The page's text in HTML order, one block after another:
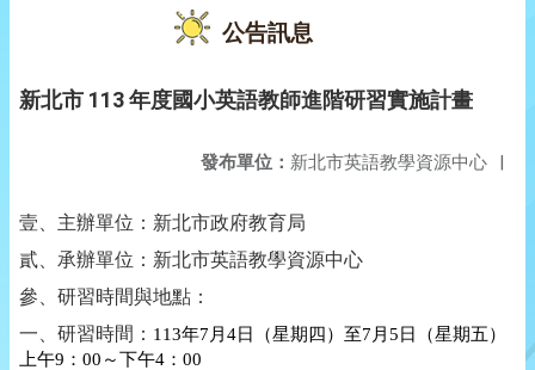
公告訊息
新北市 113 年度國小英語教師進階研習實施計畫
發布單位： 新北市英語教學資源中心 |
壹、主辦單位：新北市政府教育局
貳、承辦單位：新北市英語教學資源中心
參、研習時間與地點：
一、研習時間： 113年7 月4日（星期四）至7 月5日（星期五）
上午9 ： 00 ～下午4 ： 00